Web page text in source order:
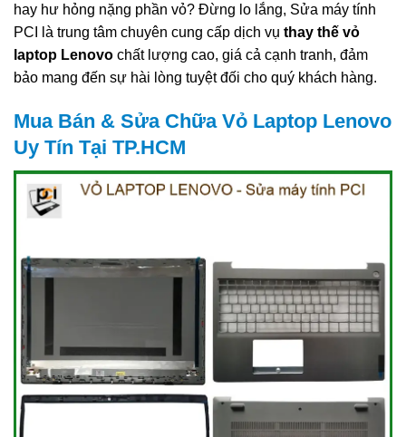
hay hư hỏng nặng phần vỏ? Đừng lo lắng, Sửa máy tính
PCI là trung tâm chuyên cung cấp dịch vụ thay thế vỏ
laptop Lenovo chất lượng cao, giá cả cạnh tranh, đảm
bảo mang đến sự hài lòng tuyệt đối cho quý khách hàng.
Mua Bán & Sửa Chữa Vỏ Laptop Lenovo
Uy Tín Tại TP.HCM